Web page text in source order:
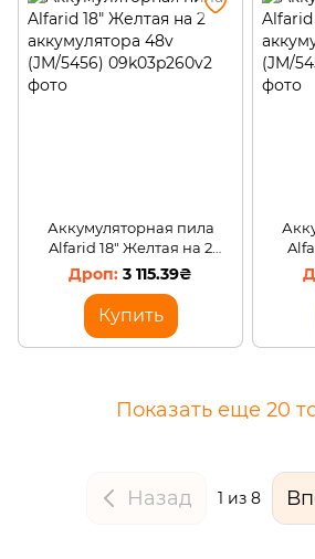
Аккумуляторная пила
Alfarid 18" Желтая на 2
аккумулятора 48v
3 115.39₴
Купить
Показать еще 20
Назад 1 из 8